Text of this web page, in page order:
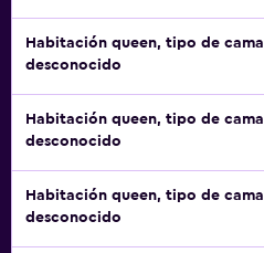
Habitación queen, tipo de cama
desconocido
Habitación queen, tipo de cama
desconocido
Habitación queen, tipo de cama
desconocido